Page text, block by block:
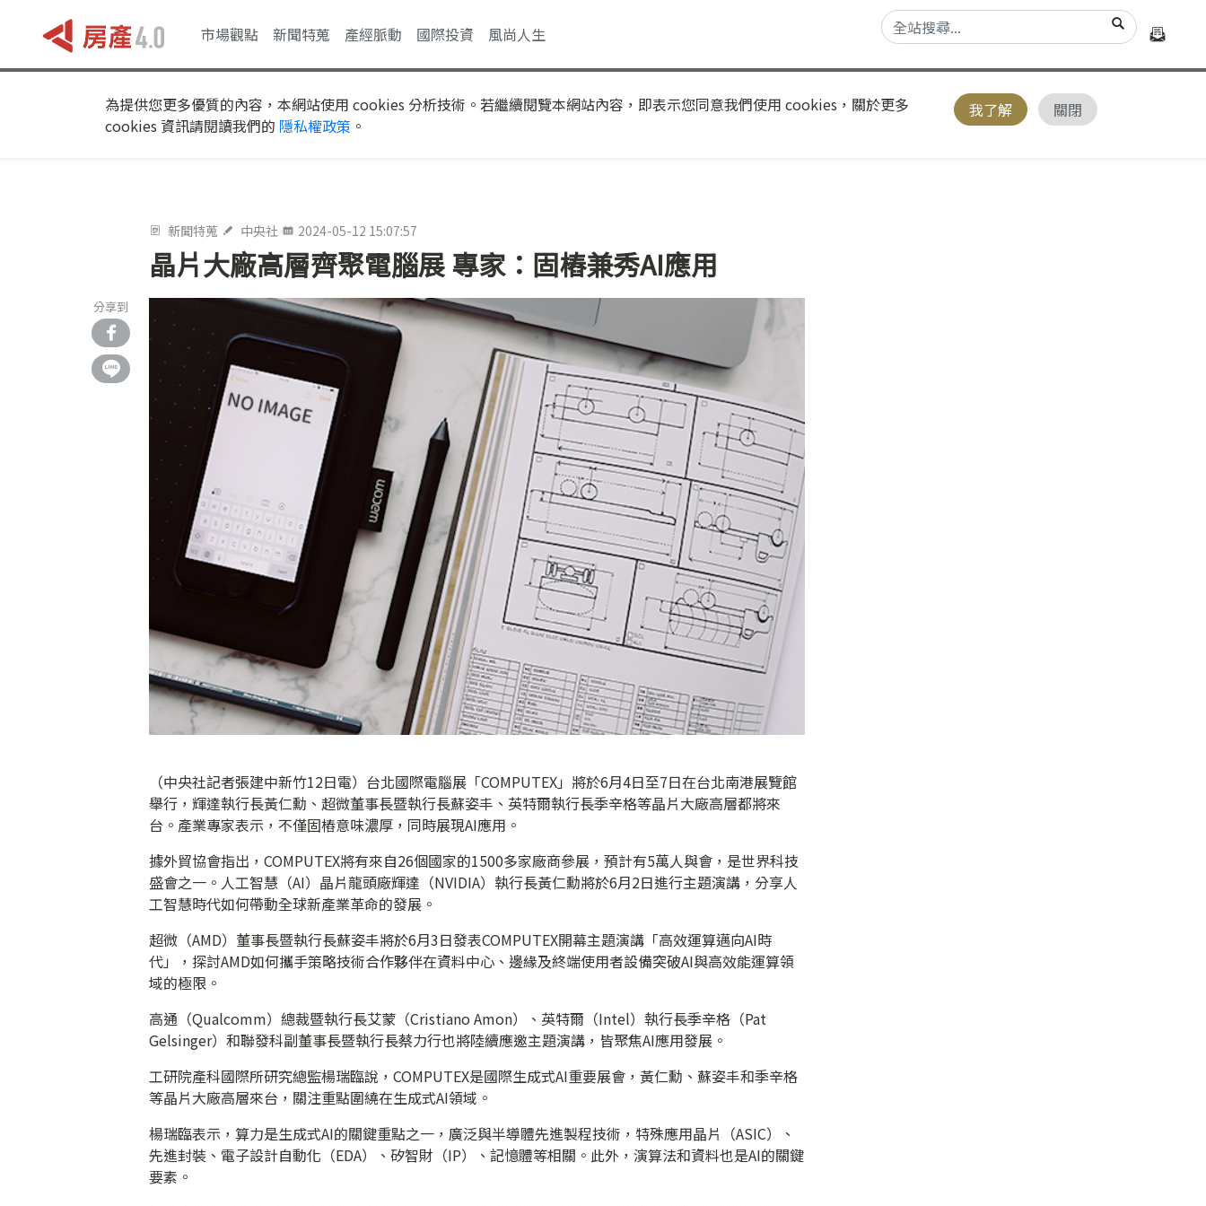
市場觀點 新聞特蒐 產經脈動 國際投資 風尚人生
為提供您更多優質的內容，本網站使用 cookies 分析技術。若繼續閱覽本網站內容，即表示您同意我們使用 cookies，關於更多
cookies 資訊請閱讀我們的 隱私權政策 。
我了解 關閉
新聞特蒐 中央社 2024-05-12 15:07:57
晶片大廠高層齊聚電腦展 專家：固樁兼秀AI應用
分享到
（中央社記者張建中新竹12日電）台北國際電腦展「COMPUTEX」將於6月4日至7日在台北南港展覽館
舉行，輝達執行長黃仁勳、超微董事長暨執行長蘇姿丰、英特爾執行長季辛格等晶片大廠高層都將來
台。產業專家表示，不僅固樁意味濃厚，同時展現AI應用。
據外貿協會指出，COMPUTEX將有來自26個國家的1500多家廠商參展，預計有5萬人與會，是世界科技
盛會之一。人工智慧（AI）晶片龍頭廠輝達（NVIDIA）執行長黃仁勳將於6月2日進行主題演講，分享人
工智慧時代如何帶動全球新產業革命的發展。
超微（AMD）董事長暨執行長蘇姿丰將於6月3日發表COMPUTEX開幕主題演講「高效運算邁向AI時
代」，探討AMD如何攜手策略技術合作夥伴在資料中心、邊緣及終端使用者設備突破AI與高效能運算領
域的極限。
高通（Qualcomm）總裁暨執行長艾蒙（Cristiano Amon）、英特爾（Intel）執行長季辛格（Pat
Gelsinger）和聯發科副董事長暨執行長蔡力行也將陸續應邀主題演講，皆聚焦AI應用發展。
工研院產科國際所研究總監楊瑞臨說，COMPUTEX是國際生成式AI重要展會，黃仁勳、蘇姿丰和季辛格
等晶片大廠高層來台，關注重點圍繞在生成式AI領域。
楊瑞臨表示，算力是生成式AI的關鍵重點之一，廣泛與半導體先進製程技術，特殊應用晶片（ASIC）、
先進封裝、電子設計自動化（EDA）、矽智財（IP）、記憶體等相關。此外，演算法和資料也是AI的關鍵
要素。